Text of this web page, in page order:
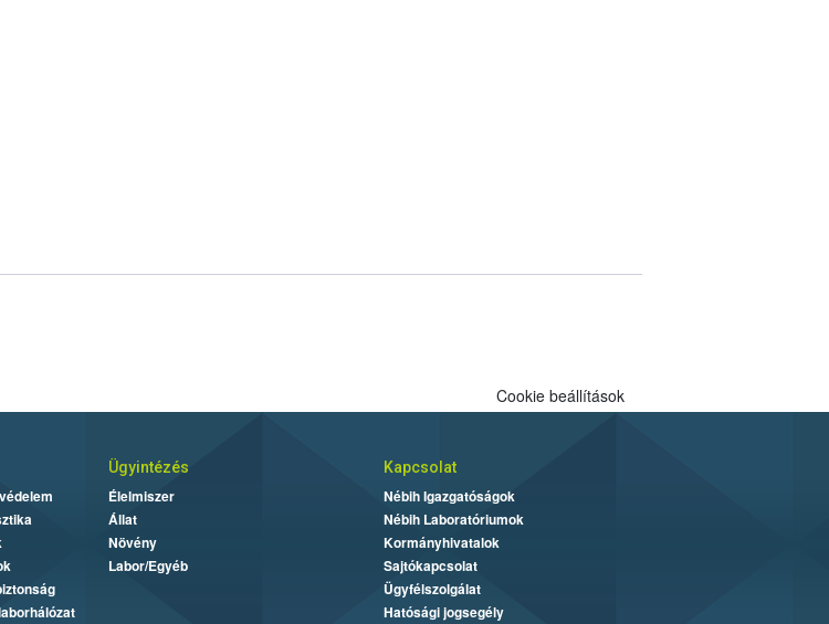
Cookie beállítások
Ügyintézés
Élelmiszer
Állat
Növény
Labor/Egyéb
Kapcsolat
Nébih Igazgatóságok
Nébih Laboratóriumok
Kormányhivatalok
Sajtókapcsolat
Ügyfélszolgálat
Hatósági jogsegély